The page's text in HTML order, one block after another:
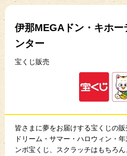
伊那MEGAドン・キホー
ンター
宝くじ販売
皆さまに夢をお届けする宝くじの販
ドリーム・サマー・ハロウィン・
ンボ宝くじ、スクラッチはもちろ